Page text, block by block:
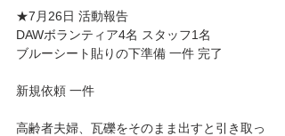
★7月26日 活動報告
DAWボランティア4名 スタッフ1名
ブルーシート貼りの下準備 一件 完了
新規依頼 一件
高齢者夫婦、瓦礫をそのまま出すと引き取っ